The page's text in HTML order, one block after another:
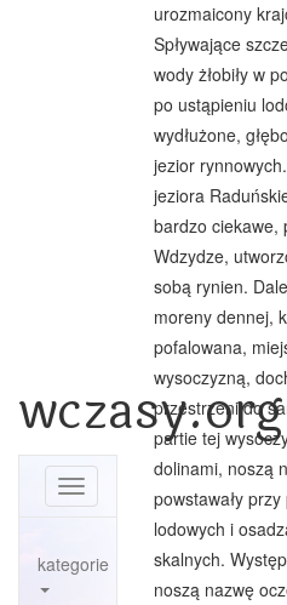
wczasy.org
Toggle
navigation
kategorie
urozmaicony
Spływające
wody żłobiły w
po ustąpieniu
wydłużone,
jezior
jeziora
bardzo ciekawe,
Wdzydze,
sobą rynien.
moreny dennej,
pofalowana,
wysoczyzną,
przestrzeni do
partie tej
dolinami, noszą
powstawały
lodowych i
skalnych.
noszą nazwę